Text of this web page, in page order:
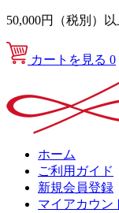
50,000円（税別）
カートを見る 0
ホーム
ご利用ガイド
新規会員登録
マイアカウン